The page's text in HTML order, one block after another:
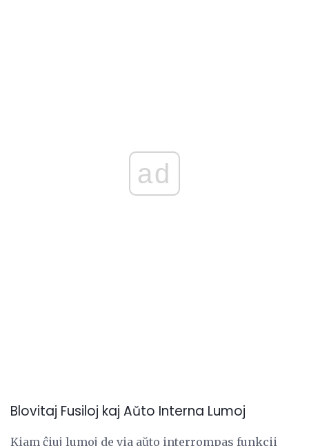
ad
Blovitaj Fusiloj kaj Aŭto Interna Lumoj
Kiam ĉiuj lumoj de via aŭto interrompas funkcii